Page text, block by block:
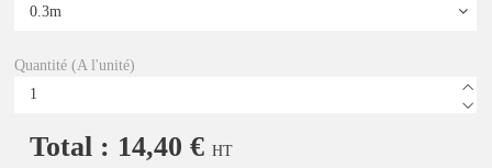
Quantité (A l'unité)
Total : 14,40 € HT